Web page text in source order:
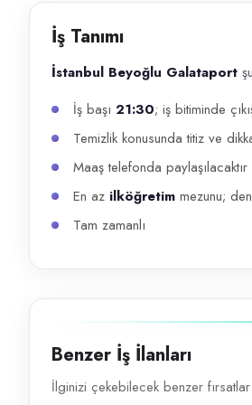
Başvuru kanalları
WhatsApp, Telegram, Telefon
İlan açıklaması
İstanbul Beyoğlu Galataport şubemizde
İş Tanımı
İstanbul Beyoğlu Galataport
İş başı 21:30; iş bitiminde
Temizlik konusunda titiz ve
Maaş telefonda paylaşılacaktır
En az ilköğretim mezunu;
Tam zamanlı
Benzer İş İlanları
İlginizi çekebilecek benzer fırsatlar